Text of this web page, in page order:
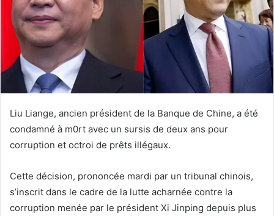
Liu Liange, ancien président de la Banque de Chine, a été
condamné à m0rt avec un sursis de deux ans pour
corruption et octroi de prêts illégaux.
Cette décision, prononcée mardi par un tribunal chinois,
s’inscrit dans le cadre de la lutte acharnée contre la
corruption menée par le président Xi Jinping depuis plus